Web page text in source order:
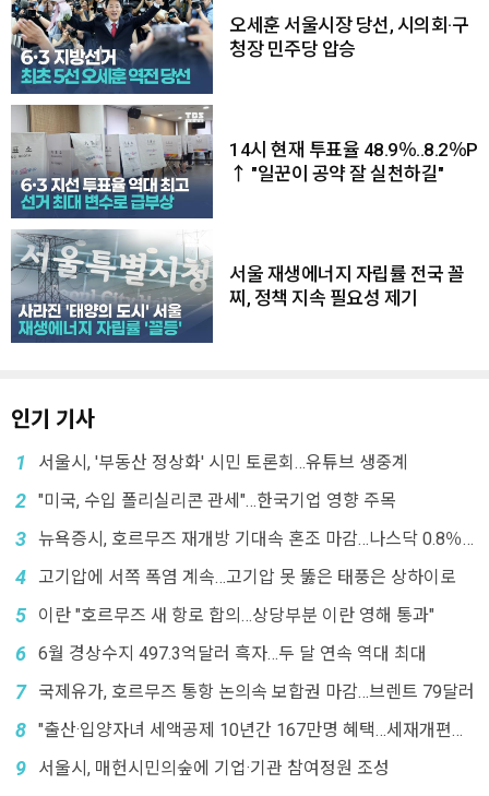
오세훈 서울시장 당선, 시의회·구
청장 민주당 압승
14시 현재 투표율 48.9％..8.2％P
↑ "일꾼이 공약 잘 실천하길"
서울 재생에너지 자립률 전국 꼴
찌, 정책 지속 필요성 제기
인기 기사
1 서울시, '부동산 정상화' 시민 토론회…유튜브 생중계
2 "미국, 수입 폴리실리콘 관세"…한국기업 영향 주목
3
뉴욕증시, 호르무즈 재개방 기대속 혼조 마감…나스닥 0.8％
4 고기압에 서쪽 폭염 계속…고기압 못 뚫은 태풍은 상하이로
5 이란 "호르무즈 새 항로 합의…상당부분 이란 영해 통과"
6 6월 경상수지 497.3억달러 흑자…두 달 연속 역대 최대
7 국제유가, 호르무즈 통항 논의속 보합권 마감…브렌트 79달러
8
"출산·입양자녀 세액공제 10년간 167만명 혜택…세재개편에
9 서울시, 매헌시민의숲에 기업·기관 참여정원 조성